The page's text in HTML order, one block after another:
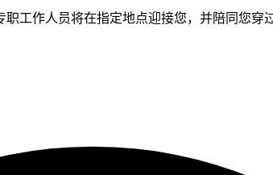
职工作人员将在指定地点迎接您，并陪同您穿